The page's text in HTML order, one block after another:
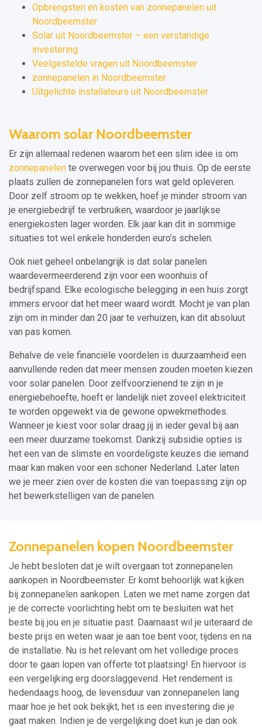
Opbrengsten en kosten van zonnepanelen uit
Noordbeemster
Solar uit Noordbeemster – een verstandige
investering
Veelgestelde vragen uit Noordbeemster
zonnepanelen in Noordbeemster
Uitgelichte installateurs uit Noordbeemster
Waarom solar Noordbeemster
Er zijn allemaal redenen waarom het een slim idee is om
zonnepanelen te overwegen voor bij jou thuis. Op de eerste
plaats zullen de zonnepanelen fors wat geld opleveren.
Door zelf stroom op te wekken, hoef je minder stroom van
je energiebedrijf te verbruiken, waardoor je jaarlijkse
energiekosten lager worden. Elk jaar kan dit in sommige
situaties tot wel enkele honderden euro’s schelen.
Ook niet geheel onbelangrijk is dat solar panelen
waardevermeerderend zijn voor een woonhuis of
bedrijfspand. Elke ecologische belegging in een huis zorgt
immers ervoor dat het meer waard wordt. Mocht je van plan
zijn om in minder dan 20 jaar te verhuizen, kan dit absoluut
van pas komen.
Behalve de vele financiële voordelen is duurzaamheid een
aanvullende reden dat meer mensen zouden moeten kiezen
voor solar panelen. Door zelfvoorzienend te zijn in je
energiebehoefte, hoeft er landelijk niet zoveel elektriciteit
te worden opgewekt via de gewone opwekmethodes.
Wanneer je kiest voor solar draag jij in ieder geval bij aan
een meer duurzame toekomst. Dankzij subsidie opties is
het een van de slimste en voordeligste keuzes die iemand
maar kan maken voor een schoner Nederland. Later laten
we je meer zien over de kosten die van toepassing zijn op
het bewerkstelligen van de panelen.
Zonnepanelen kopen Noordbeemster
Je hebt besloten dat je wilt overgaan tot zonnepanelen
aankopen in Noordbeemster. Er komt behoorlijk wat kijken
bij zonnepanelen aankopen. Laten we met name zorgen dat
je de correcte voorlichting hebt om te besluiten wat het
beste bij jou en je situatie past. Daarnaast wil je uiteraard de
beste prijs en weten waar je aan toe bent voor, tijdens en na
de installatie. Nu is het relevant om het volledige proces
door te gaan lopen van offerte tot plaatsing! En hiervoor is
een vergelijking erg doorslaggevend. Het rendement is
hedendaags hoog, de levensduur van zonnepanelen lang
maar hoe je het ook bekijkt, het is een investering die je
gaat maken. Indien je de vergelijking doet kun je dan ook